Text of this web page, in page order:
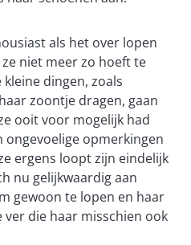
als het over lopen
niet meer zo hoeft te
dingen, zoals
zoontje dragen, gaan
ooit voor mogelijk had
ongevoelige opmerkingen
ergens loopt zijn eindelijk
nu gelijkwaardig aan
gewoon te lopen en haar
die haar misschien ook